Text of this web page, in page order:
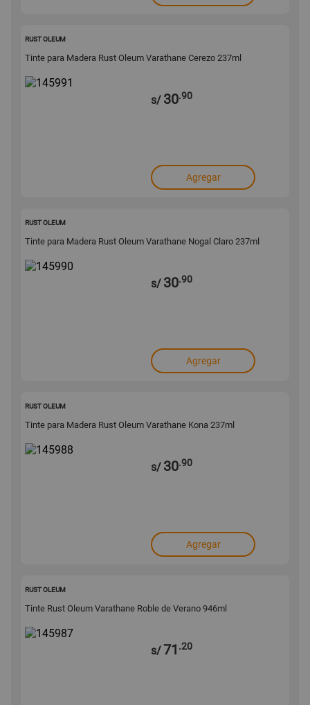
RUST OLEUM
Tinte para Madera Rust Oleum Varathane Cerezo 237ml
s/ 30.90
Agregar
RUST OLEUM
Tinte para Madera Rust Oleum Varathane Nogal Claro 237ml
s/ 30.90
Agregar
RUST OLEUM
Tinte para Madera Rust Oleum Varathane Kona 237ml
s/ 30.90
Agregar
RUST OLEUM
Tinte Rust Oleum Varathane Roble de Verano 946ml
s/71 .20